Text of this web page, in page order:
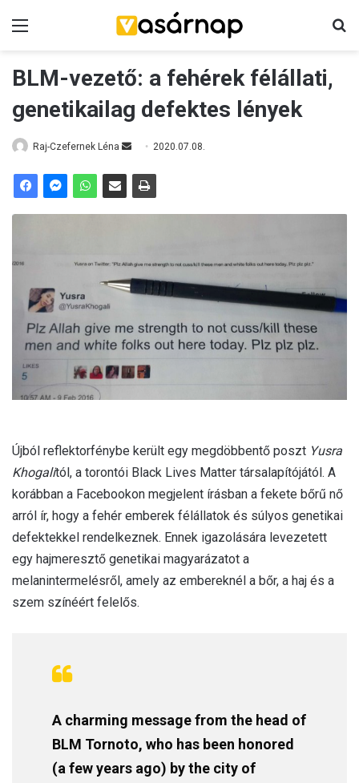
BLM-vezető: a fehérek félállati,
genetikailag defektes lények
Raj-Czefernek Léna
e
m
2020.07.08.
Újból reflektorfénybe került egy megdöbbentő poszt Yusra
Khogalitól, a torontói Black Lives Matter társalapítójától. A
korábban a Facebookon megjelent írásban a fekete bőrű nő
arról ír, hogy a fehér emberek félállatok és súlyos genetikai
defektekkel rendelkeznek. Ennek igazolására levezetett
egy hajmeresztő genetikai magyarázatot a
melanintermelésről, amely az embereknél a bőr, a haj és a
szem színéért felelős.
A charming message from the head of
BLM Tornoto, who has been honored
(a few years ago) by the city of